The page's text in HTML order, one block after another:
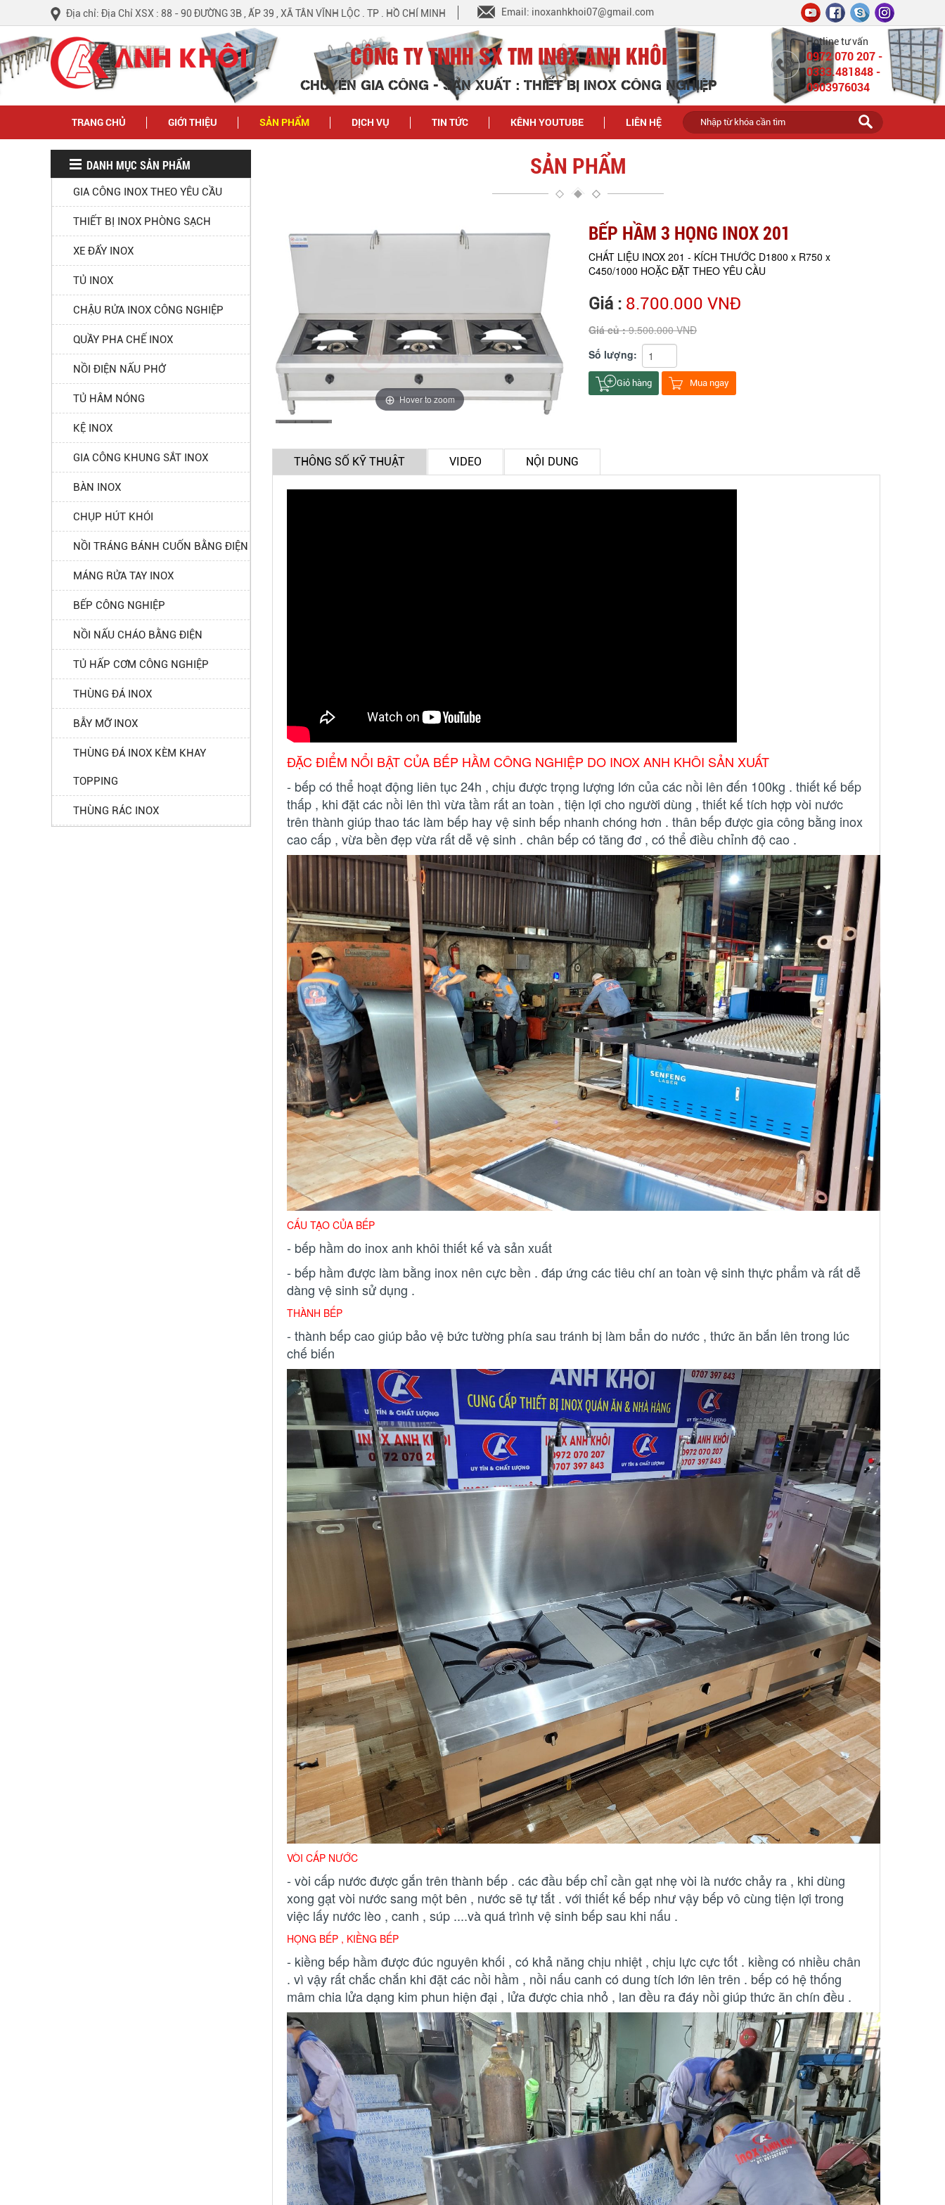
Địa chỉ: Địa Chỉ XSX : 88 - 90 ĐƯỜNG 3B , ẤP 39 , XÃ TÂN VĨNH LỘC . TP . HỒ CHÍ MINH Email: inoxanhkhoi07@gmail.com
CÔNG TY TNHH SX TM INOX ANH KHÔI
CHUYÊN GIA CÔNG - SẢN XUẤT : THIẾT BỊ INOX CÔNG NGHIỆP
Hotline tư vấn
0972 070 207 -
0333.481848 -
0903976034
TRANG CHỦ GIỚI THIỆU SẢN PHẨM DỊCH VỤ TIN TỨC KÊNH YOUTUBE LIÊN HỆ
DANH MỤC SẢN PHẨM
GIA CÔNG INOX THEO YÊU CẦU
THIẾT BỊ INOX PHÒNG SẠCH
XE ĐẨY INOX
TỦ INOX
CHẬU RỬA INOX CÔNG NGHIỆP
QUẦY PHA CHẾ INOX
NỒI ĐIỆN NẤU PHỞ
TỦ HÂM NÓNG
KỆ INOX
GIA CÔNG KHUNG SẮT INOX
BÀN INOX
CHỤP HÚT KHÓI
NỒI TRÁNG BÁNH CUỐN BẰNG ĐIỆN
MÁNG RỬA TAY INOX
BẾP CÔNG NGHIỆP
NỒI NẤU CHÁO BẰNG ĐIỆN
TỦ HẤP CƠM CÔNG NGHIỆP
THÙNG ĐÁ INOX
BẪY MỠ INOX
THÙNG ĐÁ INOX KÈM KHAY
TOPPING
THÙNG RÁC INOX
SẢN PHẨM
Hover to zoom
BẾP HẦM 3 HỌNG INOX 201
CHẤT LIỆU INOX 201 - KÍCH THƯỚC D1800 x R750 x
C450/1000 HOẶC ĐẶT THEO YÊU CẦU
Giá : 8.700.000 VNĐ
Giá củ : 9.500.000 VNĐ
Số lượng:
Giỏ hàng Mua ngay
THÔNG SỐ KỸ THUẬT VIDEO NỘI DUNG
ĐẶC ĐIỂM NỔI BẬT CỦA BẾP HẦM CÔNG NGHIỆP DO INOX ANH KHÔI SẢN XUẤT
- bếp có thể hoạt động liên tục 24h , chịu được trọng lượng lớn của các nồi lên đến 100kg . thiết kế bếp
thấp , khi đặt các nồi lên thì vừa tầm rất an toàn , tiện lợi cho người dùng , thiết kế tích hợp vòi nước
trên thành giúp thao tác làm bếp hay vệ sinh bếp nhanh chóng hơn . thân bếp được gia công bằng inox
cao cấp , vừa bền đẹp vừa rất dễ vệ sinh . chân bếp có tăng đơ , có thể điều chỉnh độ cao .
CẤU TẠO CỦA BẾP
- bếp hầm do inox anh khôi thiết kế và sản xuất
- bếp hầm được làm bằng inox nên cực bền . đáp ứng các tiêu chí an toàn vệ sinh thực phẩm và rất dễ
dàng vệ sinh sử dụng .
THÀNH BẾP
- thành bếp cao giúp bảo vệ bức tường phía sau tránh bị làm bẩn do nước , thức ăn bắn lên trong lúc
chế biến
VÒI CẤP NƯỚC
- vòi cấp nước được gắn trên thành bếp . các đầu bếp chỉ cần gạt nhẹ vòi là nước chảy ra , khi dùng
xong gạt vòi nước sang một bên , nước sẽ tự tắt . với thiết kế bếp như vậy bếp vô cùng tiện lợi trong
việc lấy nước lèo , canh , súp ....và quá trình vệ sinh bếp sau khi nấu .
HỌNG BẾP , KIỀNG BẾP
- kiềng bếp hầm được đúc nguyên khối , có khả năng chịu nhiệt , chịu lực cực tốt . kiềng có nhiều chân
. vì vậy rất chắc chắn khi đặt các nồi hầm , nồi nấu canh có dung tích lớn lên trên . bếp có hệ thống
mâm chia lửa dạng kim phun hiện đại , lửa được chia nhỏ , lan đều ra đáy nồi giúp thức ăn chín đều .